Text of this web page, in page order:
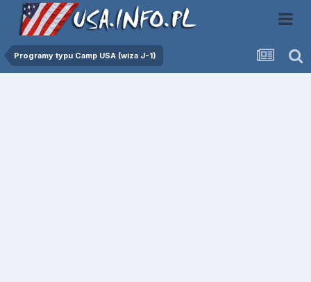
Programy typu Camp USA (wiza J-1)